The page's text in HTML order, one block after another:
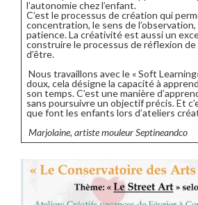
l’autonomie chez l’enfant.
C’est le processus de création qui
concentration, le sens de
patience. La créativité est aussi un
construire le processus de réflexion de
d’être.
Nous travaillons avec le « Soft
doux, cela désigne la capacité à
son temps. C’est une manière
sans poursuivre un objectif précis. Et
que font les enfants lors d’ateliers
Marjolaine, artiste mouleur Septineandco